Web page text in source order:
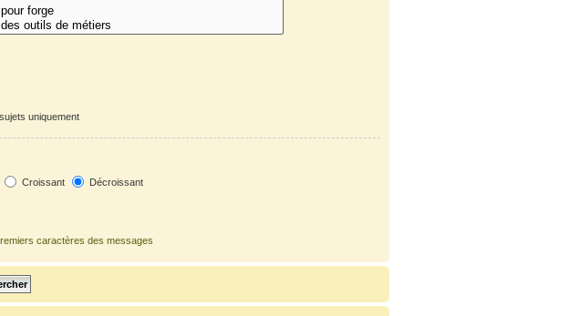
uniquement
Croissant Décroissant
caractères des messages